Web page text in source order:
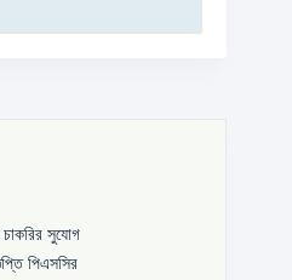
সুযোগ
পিএসসির